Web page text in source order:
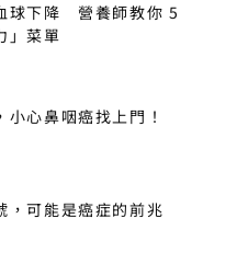
球下降 營養師教你 5
」菜單
小心鼻咽癌找上門！
，可能是癌症的前兆